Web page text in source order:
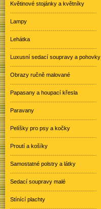
Květinové stojánky a květníky
Lampy
Lehátka
Luxusní sedací soupravy a pohovky
Obrazy ručně malované
Papasany a houpací křesla
Paravany
Pelíšky pro psy a kočky
Proutí a košíky
Samostatné polstry a látky
Sedací soupravy malé
Stínící plachty